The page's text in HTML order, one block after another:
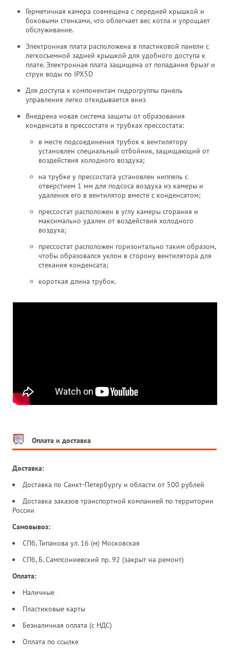
Герметичная камера совмещена с передней крышкой и
боковыми стенками, что облегчает вес котла и упрощает
обслуживание.
Электронная плата расположена в пластиковой панели с
легкосъемной задней крышкой для удобного доступа к
плате. Электронная плата защищена от попадания брызг и
струи воды по IPX5D
Для доступа к компонентам гидрогруппы панель
управления легко откидывается вниз
Внедрена новая система защиты от образования
конденсата в прессостате и трубках прессостата:
в месте подсоединения трубок к вентилятору
установлен специальный отбойник, защищающий от
воздействия холодного воздуха;
на трубке у прессостата установлен ниппель с
отверстием 1 мм для подсоса воздуха из камеры и
удаления его в вентилятор вместе с конденсатом;
прессостат расположен в углу камеры сгорания и
максимально удален от воздействия холодного
воздуха;
прессостат расположен горизонтально таким образом,
чтобы образовался уклон в сторону вентилятора для
стекания конденсата;
короткая длина трубок.​
Оплата и доставка
Доставка:
Доставка по Санкт-Петербургу и области от 500 рублей
Доставка заказов транспортной компанией по территории
России
Самовывоз:
СПб, Типанова ул. 16 (м) Московская
СПб, Б. Сампсониевский пр. 92 (закрыт на ремонт)
Оплата:
Наличные
Пластиковые карты
Безналичная оплата (с НДС)
Оплата по ссылке